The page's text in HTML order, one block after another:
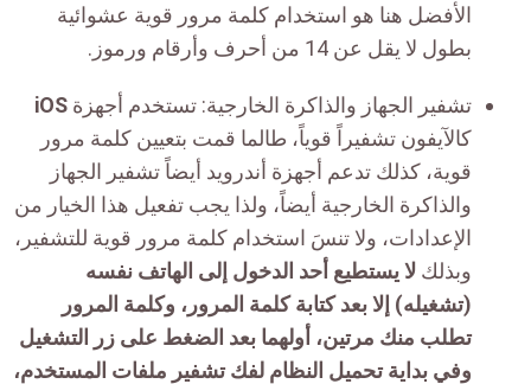
الأفضل هنا هو استخدام كلمة مرور قوية عشوائية
بطول لا يقل عن 14 من أحرف وأرقام ورموز.
تشفير الجهاز والذاكرة الخارجية: تستخدم أجهزة iOS
كالآيفون تشفيراً قوياً، طالما قمت بتعيين كلمة مرور
قوية، كذلك تدعم أجهزة أندرويد أيضاً تشفير الجهاز
والذاكرة الخارجية أيضاً، ولذا يجب تفعيل هذا الخيار من
الإعدادات، ولا تنسَ استخدام كلمة مرور قوية للتشفير،
وبذلك لا يستطيع أحد الدخول إلى الهاتف نفسه
(تشغيله) إلا بعد كتابة كلمة المرور، وكلمة المرور
تطلب منك مرتين، أولهما بعد الضغط على زر التشغيل
وفي بداية تحميل النظام لفك تشفير ملفات المستخدم،